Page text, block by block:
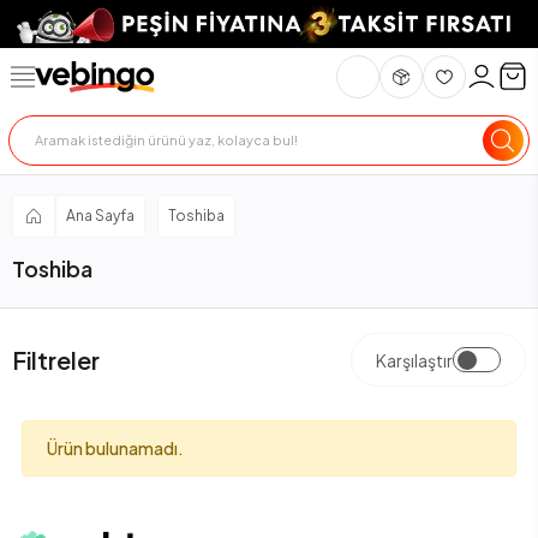
Ana Sayfa Toshiba
Toshiba
Filtreler Karşılaştır
Ürün bulunamadı.